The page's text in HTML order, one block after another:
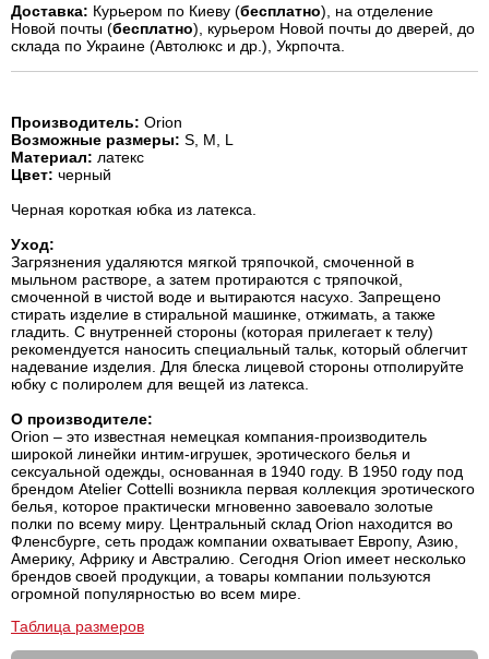
Доставка: Курьером по Киеву (бесплатно), на отделение
Новой почты (бесплатно), курьером Новой почты до дверей, до
склада по Украине (Автолюкс и др.), Укрпочта.
Производитель: Orion
Возможные размеры: S, M, L
Материал: латекс
Цвет: черный
Черная короткая юбка из латекса.
Уход:
Загрязнения удаляются мягкой тряпочкой, смоченной в
мыльном растворе, а затем протираются с тряпочкой,
смоченной в чистой воде и вытираются насухо. Запрещено
стирать изделие в стиральной машинке, отжимать, а также
гладить. С внутренней стороны (которая прилегает к телу)
рекомендуется наносить специальный тальк, который облегчит
надевание изделия. Для блеска лицевой стороны отполируйте
юбку с полиролем для вещей из латекса.
О производителе:
Orion – это известная немецкая компания-производитель
широкой линейки интим-игрушек, эротического белья и
сексуальной одежды, основанная в 1940 году. В 1950 году под
брендом Atelier Cottelli возникла первая коллекция эротического
белья, которое практически мгновенно завоевало золотые
полки по всему миру. Центральный склад Orion находится во
Фленсбурге, сеть продаж компании охватывает Европу, Азию,
Америку, Африку и Австралию. Сегодня Orion имеет несколько
брендов своей продукции, а товары компании пользуются
огромной популярностью во всем мире.
Таблица размеров